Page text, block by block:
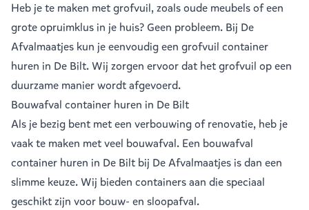
Heb je te maken met grofvuil, zoals oude meubels of een
grote opruimklus in je huis? Geen probleem. Bij De
Afvalmaatjes kun je eenvoudig een grofvuil container
huren in De Bilt. Wij zorgen ervoor dat het grofvuil op een
duurzame manier wordt afgevoerd.
Bouwafval container huren in De Bilt
Als je bezig bent met een verbouwing of renovatie, heb je
vaak te maken met veel bouwafval. Een bouwafval
container huren in De Bilt bij De Afvalmaatjes is dan een
slimme keuze. Wij bieden containers aan die speciaal
geschikt zijn voor bouw- en sloopafval.